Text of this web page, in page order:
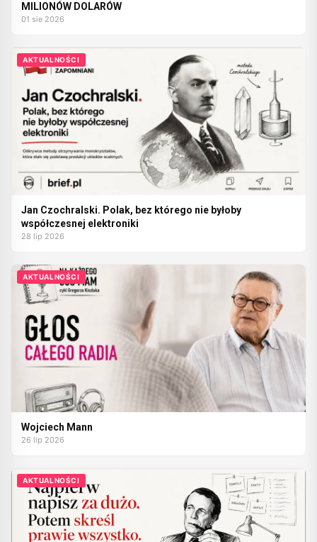
MILIONÓW DOLARÓW
01 sie 2026
AKTUALNOŚCI
Jan Czochralski. Polak, bez którego nie byłoby
współczesnej elektroniki
28 lip 2026
AKTUALNOŚCI
Wojciech Mann
26 lip 2026
AKTUALNOŚCI